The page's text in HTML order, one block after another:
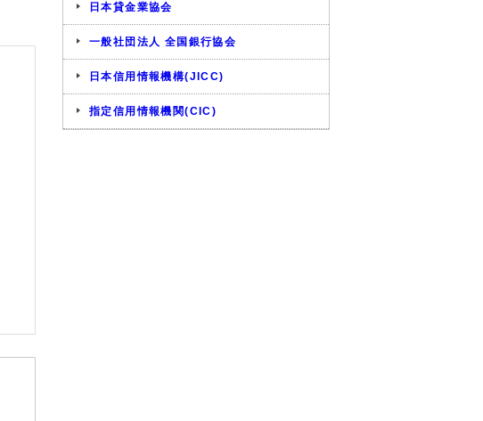
日本貸金業協会
一般社団法人 全国銀行協会
日本信用情報機構(JICC)
指定信用情報機関(CIC)